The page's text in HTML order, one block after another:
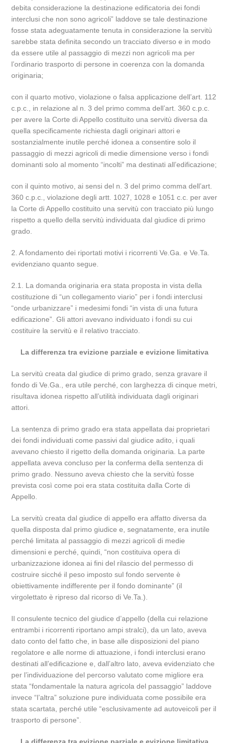
debita considerazione la destinazione edificatoria dei fondi
interclusi che non sono agricoli” laddove se tale destinazione
fosse stata adeguatamente tenuta in considerazione la servitù
sarebbe stata definita secondo un tracciato diverso e in modo
da essere utile al passaggio di mezzi non agricoli ma per
l’ordinario trasporto di persone in coerenza con la domanda
originaria;
con il quarto motivo, violazione o falsa applicazione dell’art. 112
c.p.c., in relazione al n. 3 del primo comma dell’art. 360 c.p.c.
per avere la Corte di Appello costituito una servitù diversa da
quella specificamente richiesta dagli originari attori e
sostanzialmente inutile perché idonea a consentire solo il
passaggio di mezzi agricoli di medie dimensione verso i fondi
dominanti solo al momento “incolti” ma destinati all’edificazione;
con il quinto motivo, ai sensi del n. 3 del primo comma dell’art.
360 c.p.c., violazione degli artt. 1027, 1028 e 1051 c.c. per aver
la Corte di Appello costituito una servitù con tracciato più lungo
rispetto a quello della servitù individuata dal giudice di primo
grado.
2. A fondamento dei riportati motivi i ricorrenti Ve.Ga. e Ve.Ta.
evidenziano quanto segue.
2.1. La domanda originaria era stata proposta in vista della
costituzione di “un collegamento viario” per i fondi interclusi
“onde urbanizzare” i medesimi fondi “in vista di una futura
edificazione”. Gli attori avevano individuato i fondi su cui
costituire la servitù e il relativo tracciato.
La differenza tra evizione parziale e evizione limitativa
La servitù creata dal giudice di primo grado, senza gravare il
fondo di Ve.Ga., era utile perché, con larghezza di cinque metri,
risultava idonea rispetto all’utilità individuata dagli originari
attori.
La sentenza di primo grado era stata appellata dai proprietari
dei fondi individuati come passivi dal giudice adito, i quali
avevano chiesto il rigetto della domanda originaria. La parte
appellata aveva concluso per la conferma della sentenza di
primo grado. Nessuno aveva chiesto che la servitù fosse
prevista così come poi era stata costituita dalla Corte di
Appello.
La servitù creata dal giudice di appello era affatto diversa da
quella disposta dal primo giudice e, segnatamente, era inutile
perché limitata al passaggio di mezzi agricoli di medie
dimensioni e perché, quindi, “non costituiva opera di
urbanizzazione idonea ai fini del rilascio del permesso di
costruire sicché il peso imposto sul fondo servente è
obiettivamente indifferente per il fondo dominante” (il
virgolettato è ripreso dal ricorso di Ve.Ta.).
Il consulente tecnico del giudice d’appello (della cui relazione
entrambi i ricorrenti riportano ampi stralci), da un lato, aveva
dato conto del fatto che, in base alle disposizioni del piano
regolatore e alle norme di attuazione, i fondi interclusi erano
destinati all’edificazione e, dall’altro lato, aveva evidenziato che
per l’individuazione del percorso valutato come migliore era
stata “fondamentale la natura agricola del passaggio” laddove
invece “l’altra” soluzione pure individuata come possibile era
stata scartata, perché utile “esclusivamente ad autoveicoli per il
trasporto di persone”.